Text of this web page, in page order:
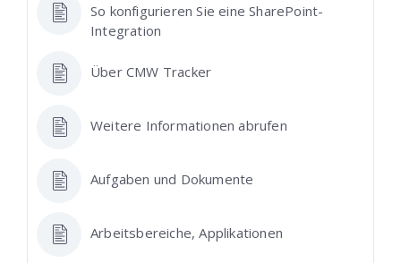
So konfigurieren Sie eine SharePoint-
Integration
Über CMW Tracker
Weitere Informationen abrufen
Aufgaben und Dokumente
Arbeitsbereiche, Applikationen